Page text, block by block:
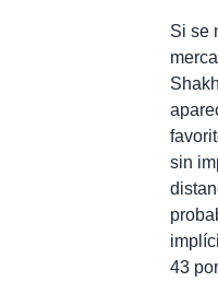
Si se
sin
43